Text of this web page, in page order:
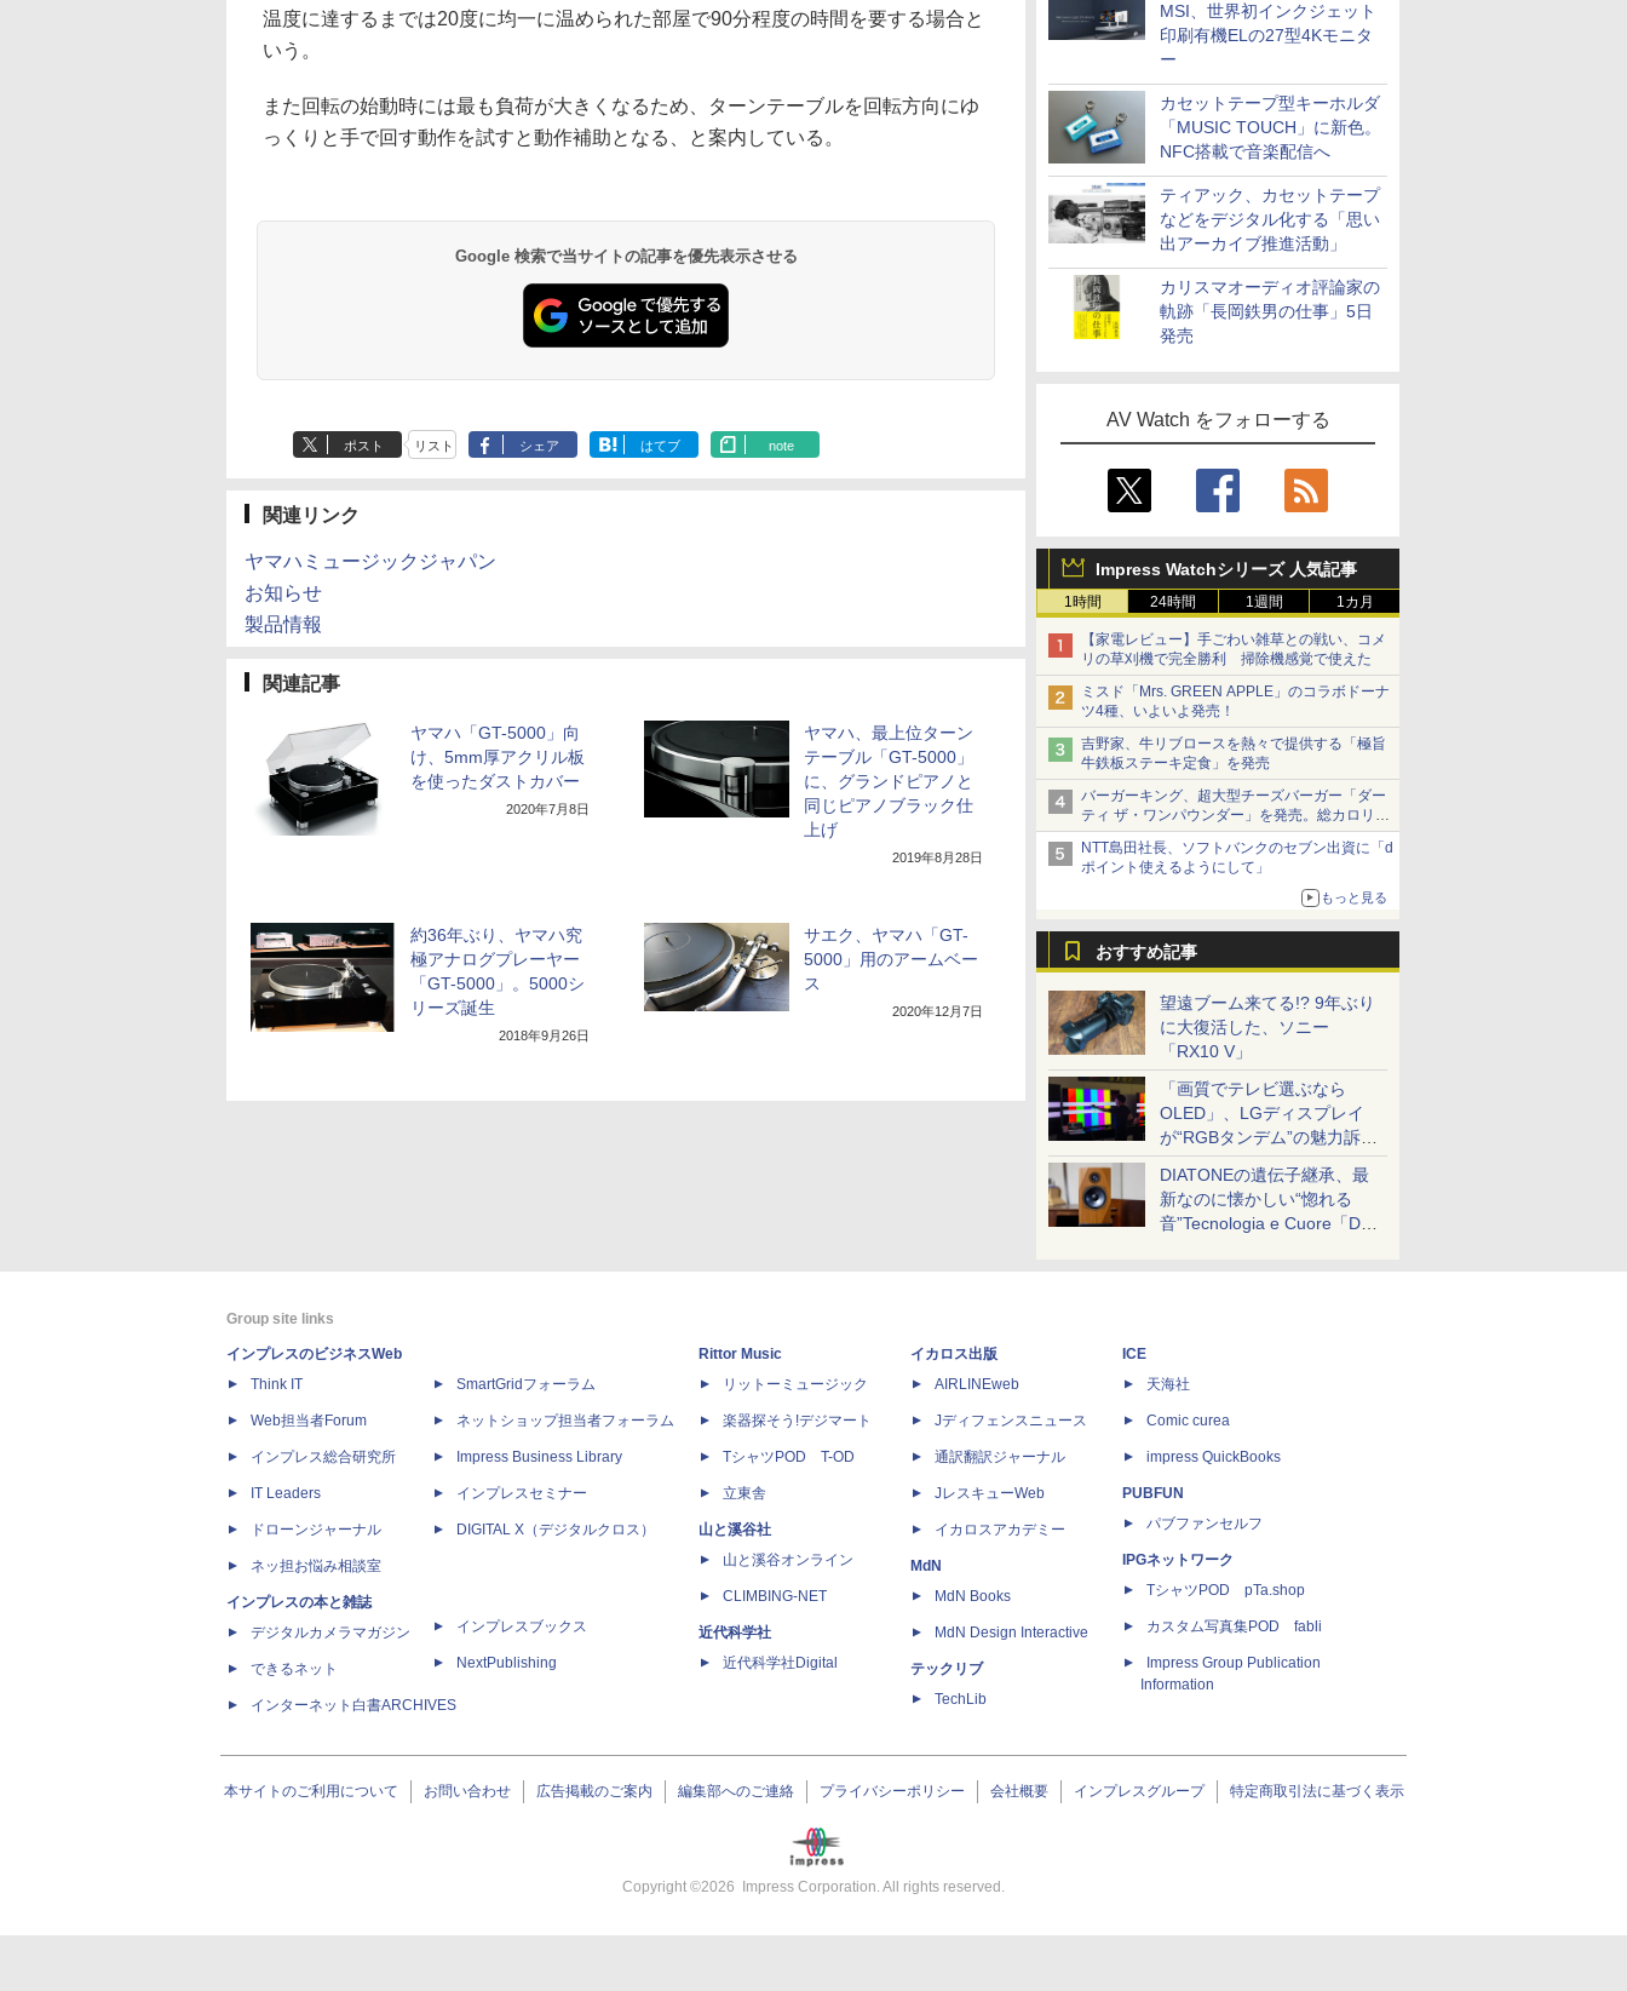
MSI、世界初インクジェット
印刷有機ELの27型4Kモニタ
ー
カセットテープ型キーホルダ
「MUSIC TOUCH」に新色。
NFC搭載で音楽配信へ
ティアック、カセットテープ
などをデジタル化する「思い
出アーカイブ推進活動」
カリスマオーディオ評論家の
軌跡「長岡鉄男の仕事」5日
発売
AV Watch をフォローする
Impress Watchシリーズ 人気記事
1時間 24時間 1週間 1カ月
【家電レビュー】手ごわい雑草との戦い、コメ
リの草刈機で完全勝利 掃除機感覚で使えた
ミスド「Mrs. GREEN APPLE」のコラボドーナ
ツ4種、いよいよ発売！
吉野家、牛リブロースを熱々で提供する「極旨
牛鉄板ステーキ定食」を発売
バーガーキング、超大型チーズバーガー「ダー
ティ ザ・ワンパウンダー」を発売。総カロリー
約1656kcal、総重量約527g！
NTT島田社長、ソフトバンクのセブン出資に「d
ポイント使えるようにして」
もっと見る
おすすめ記事
望遠ブーム来てる!? 9年ぶり
に大復活した、ソニー
「RX10 V」
「画質でテレビ選ぶなら
OLED」、LGディスプレイ
が“RGBタンデム”の魅力訴
求。液晶とのガチ比較も
DIATONEの遺伝子継承、最
新なのに懐かしい“惚れる
音”Tecnologia e Cuore「DS-
温度に達するまでは20度に均一に温められた部屋で90分程度の時間を要する場合と
いう。
また回転の始動時には最も負荷が大きくなるため、ターンテーブルを回転方向にゆ
っくりと手で回す動作を試すと動作補助となる、と案内している。
Google 検索で当サイトの記事を優先表示させる
ポスト リスト シェア はてブ note
関連リンク
ヤマハミュージックジャパン
お知らせ
製品情報
関連記事
ヤマハ「GT-5000」向
け、5mm厚アクリル板
を使ったダストカバー
2020年7月8日
ヤマハ、最上位ターン
テーブル「GT-5000」
に、グランドピアノと
同じピアノブラック仕
上げ
2019年8月28日
約36年ぶり、ヤマハ究
極アナログプレーヤー
「GT-5000」。5000シ
リーズ誕生
2018年9月26日
サエク、ヤマハ「GT-
5000」用のアームベー
ス
2020年12月7日
Group site links
インプレスのビジネスWeb
Think IT
Web担当者Forum
インプレス総合研究所
IT Leaders
ドローンジャーナル
ネッ担お悩み相談室
インプレスの本と雑誌
デジタルカメラマガジン
できるネット
インターネット白書ARCHIVES
SmartGridフォーラム
ネットショップ担当者フォーラム
Impress Business Library
インプレスセミナー
DIGITAL X（デジタルクロス）
インプレスブックス
NextPublishing
Rittor Music
リットーミュージック
楽器探そう!デジマート
TシャツPOD T-OD
立東舎
山と溪谷社
山と溪谷オンライン
CLIMBING-NET
近代科学社
近代科学社Digital
イカロス出版
AIRLINEweb
Jディフェンスニュース
通訳翻訳ジャーナル
JレスキューWeb
イカロスアカデミー
MdN
MdN Books
MdN Design Interactive
テックリブ
TechLib
ICE
天海社
Comic curea
impress QuickBooks
PUBFUN
パブファンセルフ
IPGネットワーク
TシャツPOD pTa.shop
カスタム写真集POD fabli
Impress Group Publication
Information
本サイトのご利用について お問い合わせ 広告掲載のご案内 編集部へのご連絡 プライバシーポリシー 会社概要 インプレスグループ 特定商取引法に基づく表示
Copyright ©2026 Impress Corporation. All rights reserved.